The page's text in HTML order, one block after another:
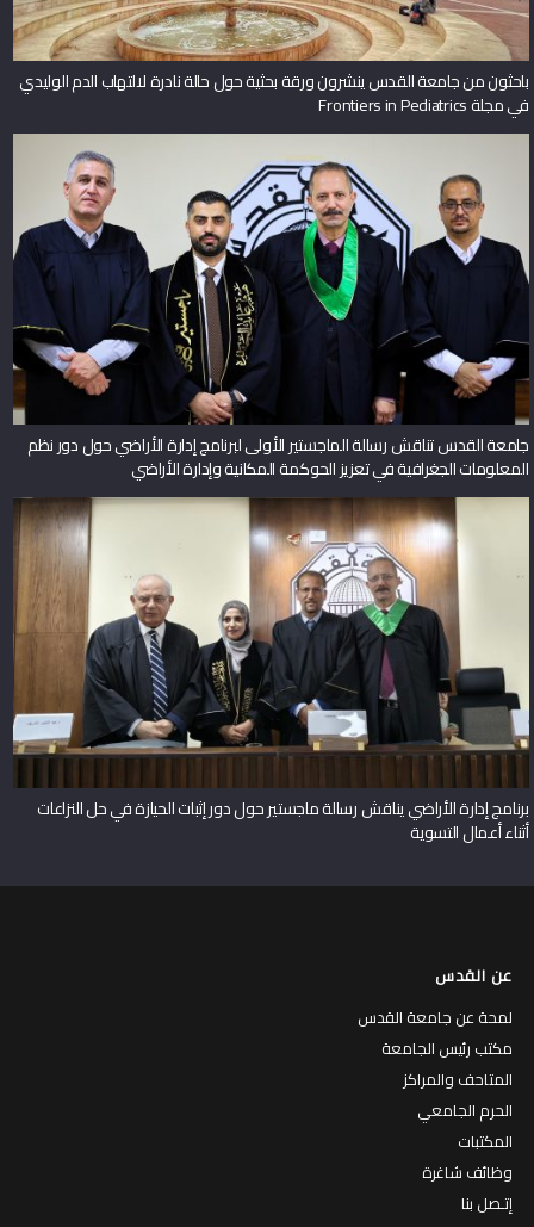
باحثون من جامعة القدس ينشرون ورقة بحثية حول حالة نادرة لالتهاب الدم الوليدي
في مجلة Frontiers in Pediatrics
جامعة القدس تناقش رسالة الماجستير الأولى لبرنامج إدارة الأراضي حول دور نظم
المعلومات الجغرافية في تعزيز الحوكمة المكانية وإدارة الأراضي
برنامج إدارة الأراضي يناقش رسالة ماجستير حول دور إثبات الحيازة في حل النزاعات
أثناء أعمال التسوية
عن القدس
لمحة عن جامعة القدس
مكتب رئيس الجامعة
المتاحف والمراكز
الحرم الجامعي
المكتبات
وظائف شاغرة
إتـصل بنا